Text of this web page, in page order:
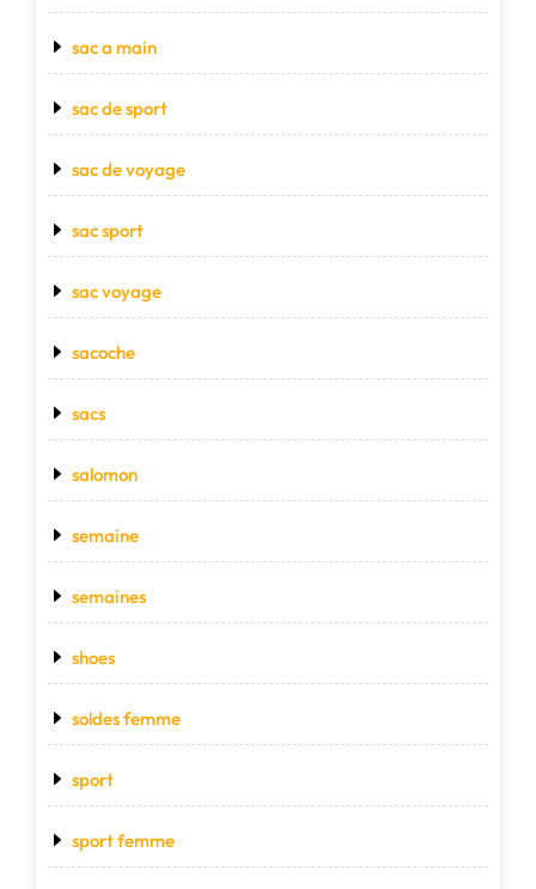
sac a main
sac de sport
sac de voyage
sac sport
sac voyage
sacoche
sacs
salomon
semaine
semaines
shoes
soldes femme
sport
sport femme